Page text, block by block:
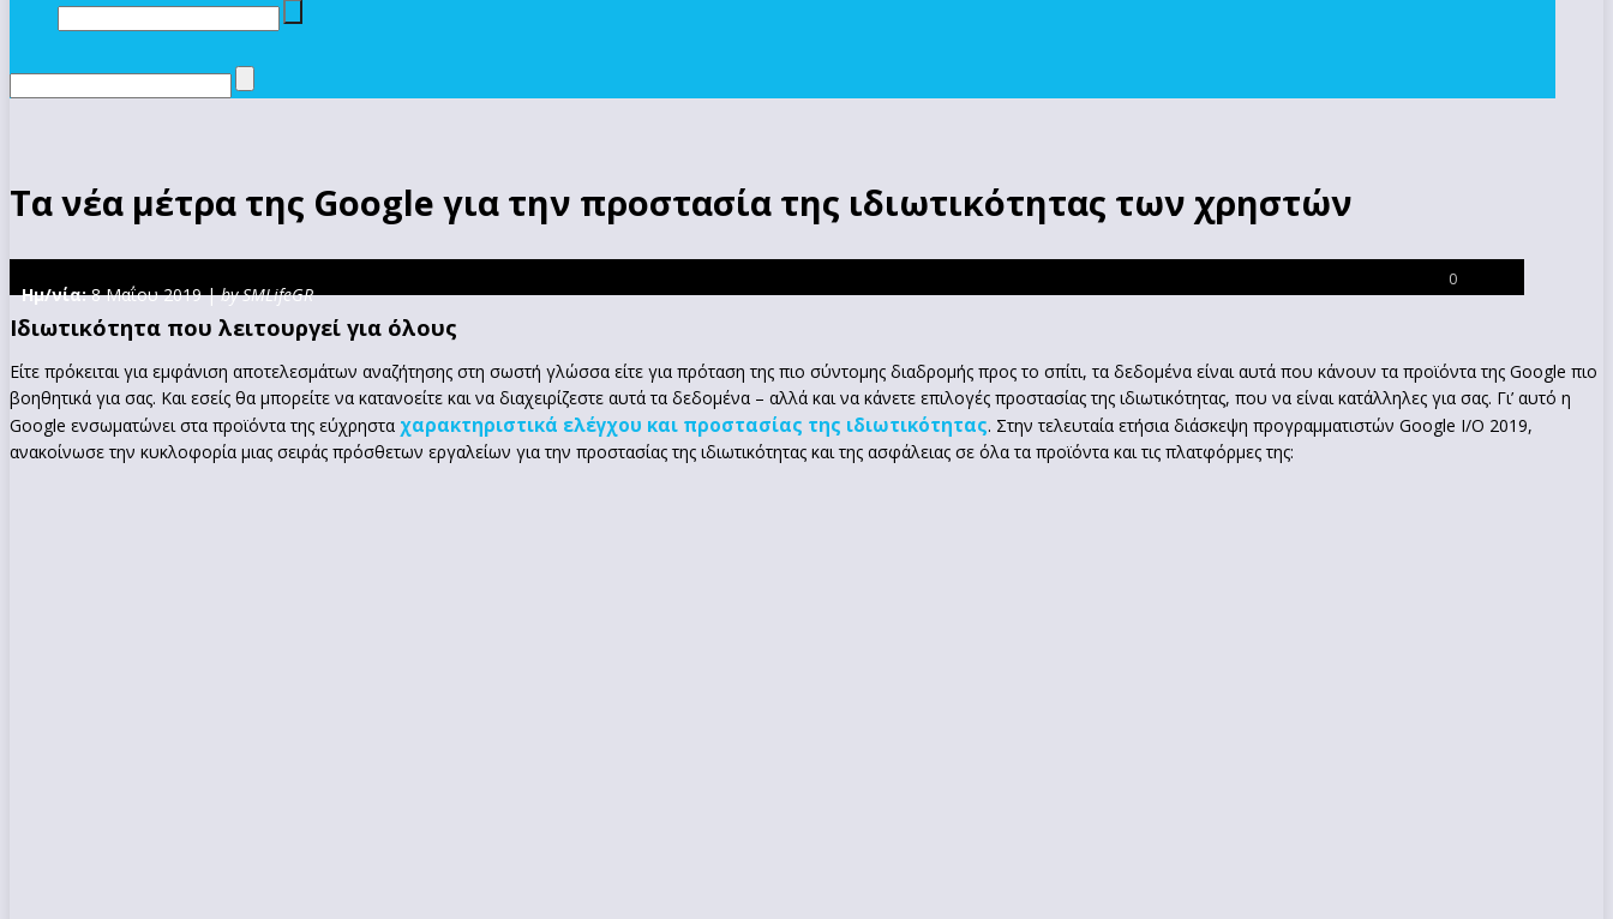
Τα νέα μέτρα της Google για την προστασία της ιδιωτικότητας των χρηστών
Ημ/νία:8 Μαΐου 2019 |by SMLifeGR
0
Ιδιωτικότητα που λειτουργεί για όλους
Είτε πρόκειται για εμφάνιση αποτελεσμάτων αναζήτησης στη σωστή γλώσσα είτε για πρόταση της πιο σύντομης διαδρομής προς το σπίτι, τα δεδομένα είναι αυτά που κάνουν τα προϊόντα της Google πιο
βοηθητικά για σας. Και εσείς θα μπορείτε να κατανοείτε και να διαχειρίζεστε αυτά τα δεδομένα – αλλά και να κάνετε επιλογές προστασίας της ιδιωτικότητας, που να είναι κατάλληλες για σας. Γι’ αυτό η
Google ενσωματώνει στα προϊόντα της εύχρηστα χαρακτηριστικά ελέγχου και προστασίας της ιδιωτικότητας. Στην τελευταία ετήσια διάσκεψη προγραμματιστών Google Ι/Ο 2019,
ανακοίνωσε την κυκλοφορία μιας σειράς πρόσθετων εργαλείων για την προστασίας της ιδιωτικότητας και της ασφάλειας σε όλα τα προϊόντα και τις πλατφόρμες της: